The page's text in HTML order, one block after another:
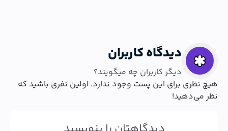
دیدگاه کاربران
دیگر کاربران چه میگویند؟
هیچ نظری برای این پست وجود ندارد. اولین نفری باشید که
نظر می‌دهید!